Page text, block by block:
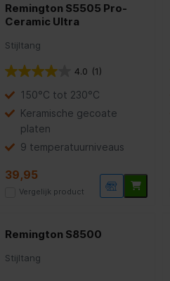
Remington S5505 Pro-
Ceramic Ultra
Stijltang
4.0 (1)
150°C tot 230°C
Keramische gecoate
platen
9 temperatuurniveaus
39,95
Vergelijk product
Remington S8500
Stijltang